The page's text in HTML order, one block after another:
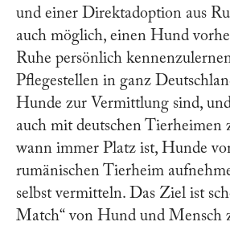
und einer Direktadoption aus
auch möglich, einen Hund
Ruhe persönlich
Pflegestellen in ganz
Hunde zur Vermittlung sind,
auch mit deutschen Tierheimen
wann immer Platz ist, Hunde
rumänischen Tierheim
selbst vermitteln. Das Ziel ist
Match“ von Hund und Mensch